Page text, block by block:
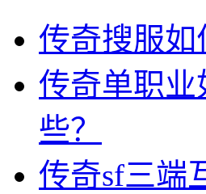
传奇搜服
传奇单职
些？
传奇sf三端